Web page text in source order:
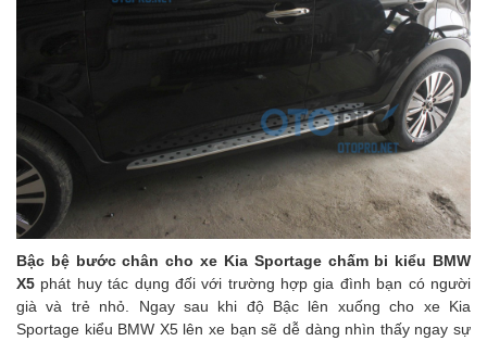
Bậc bệ bước chân cho xe Kia Sportage chấm bi kiểu BMW
X5 phát huy tác dụng đối với trường hợp gia đình bạn có người
già và trẻ nhỏ. Ngay sau khi độ Bậc lên xuống cho xe Kia
Sportage kiểu BMW X5 lên xe bạn sẽ dễ dàng nhìn thấy ngay sự